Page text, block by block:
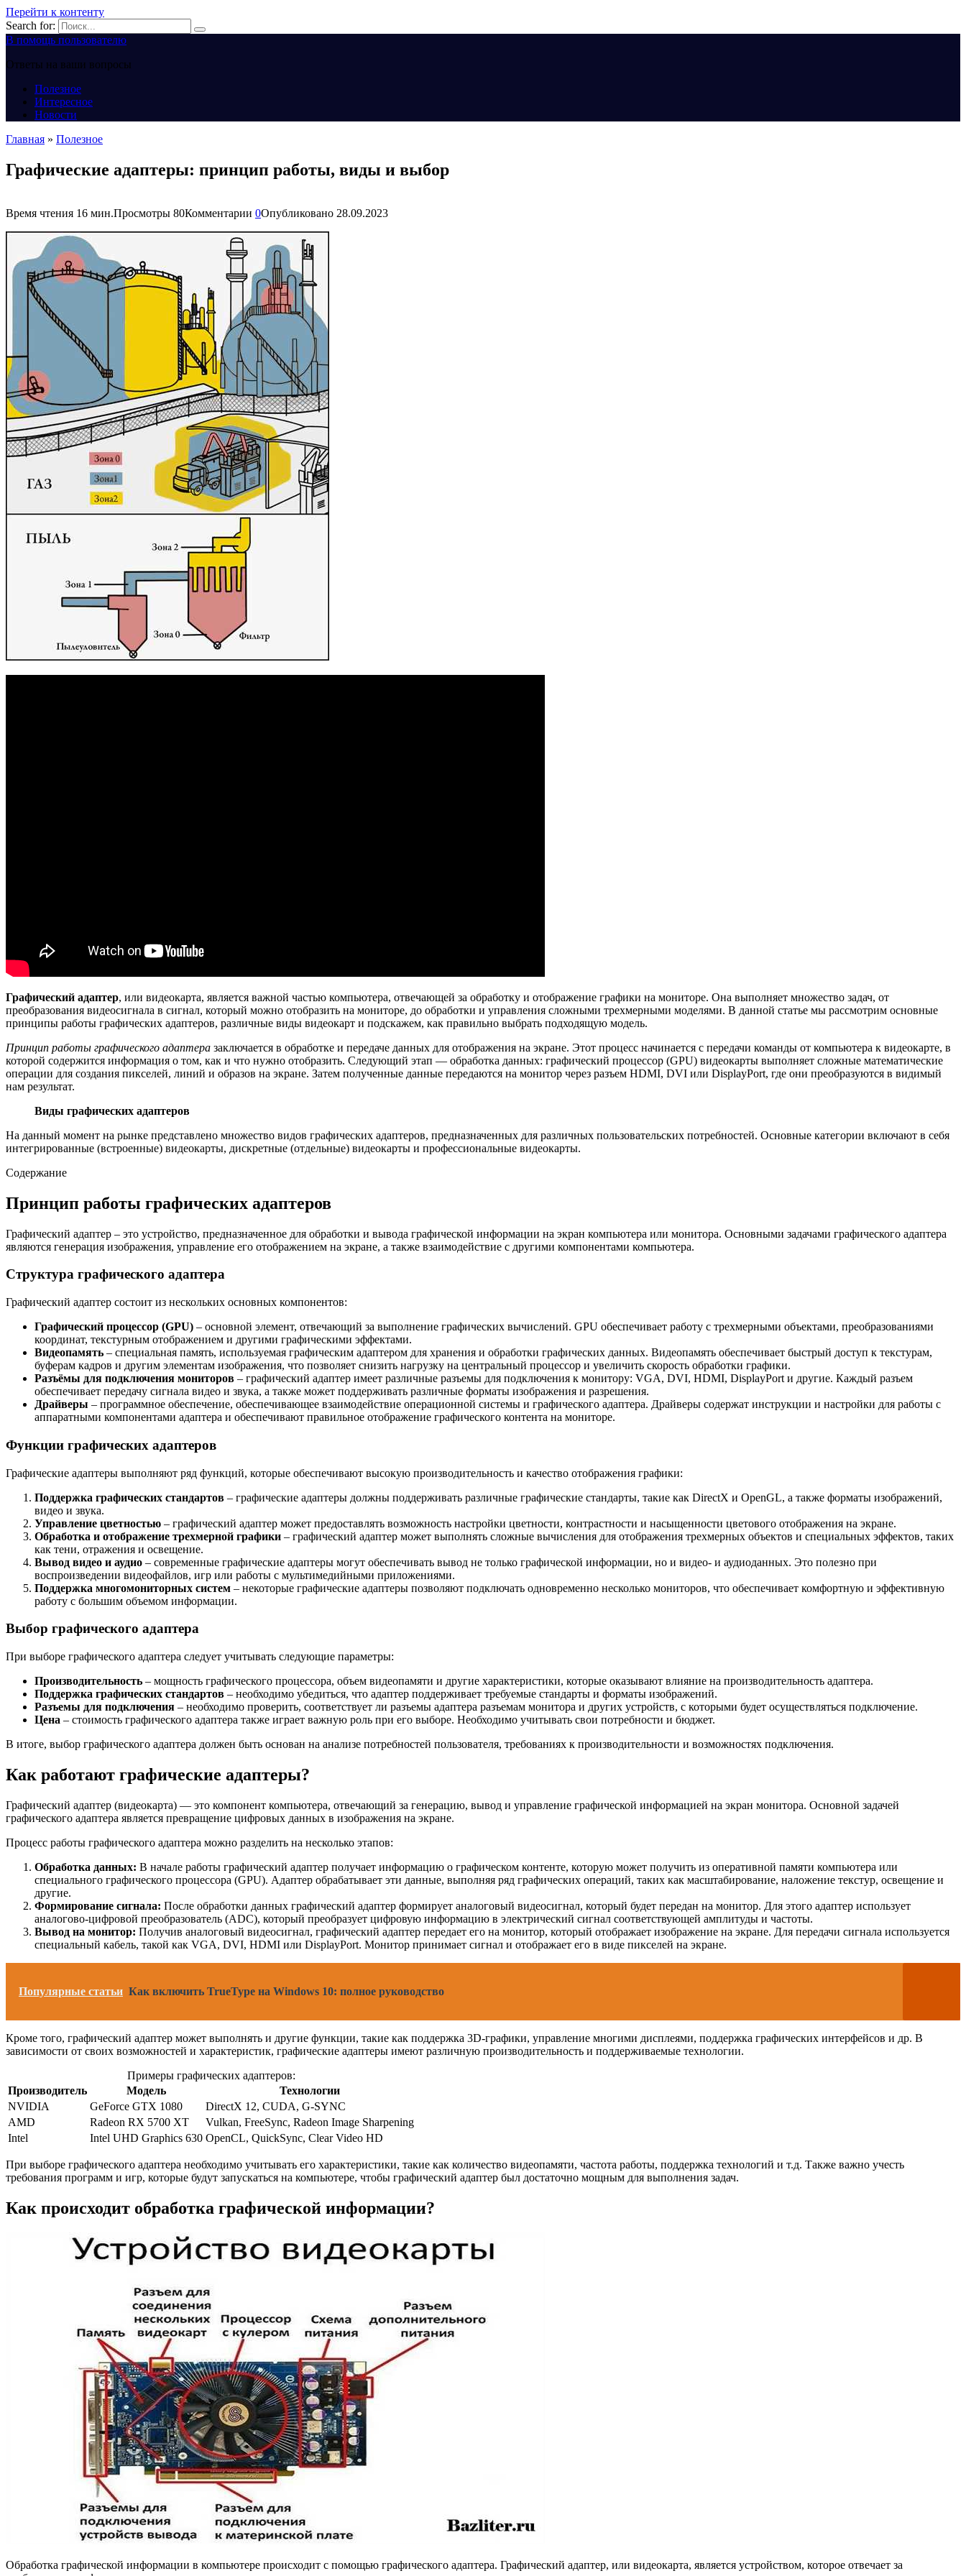
Перейти к контенту
Search for:
В помощь пользователю
Ответы на ваши вопросы
Полезное
Интересное
Новости
Главная » Полезное
Графические адаптеры: принцип работы, виды и выбор
Время чтения 16 мин.Просмотры 80Комментарии 0Опубликовано 28.09.2023
Графический адаптер, или видеокарта, является важной частью компьютера, отвечающей за обработку и отображение графики на мониторе. Она выполняет множество задач, от
преобразования видеосигнала в сигнал, который можно отобразить на мониторе, до обработки и управления сложными трехмерными моделями. В данной статье мы рассмотрим основные
принципы работы графических адаптеров, различные виды видеокарт и подскажем, как правильно выбрать подходящую модель.
Принцип работы графического адаптера заключается в обработке и передаче данных для отображения на экране. Этот процесс начинается с передачи команды от компьютера к видеокарте, в
которой содержится информация о том, как и что нужно отобразить. Следующий этап — обработка данных: графический процессор (GPU) видеокарты выполняет сложные математические
операции для создания пикселей, линий и образов на экране. Затем полученные данные передаются на монитор через разъем HDMI, DVI или DisplayPort, где они преобразуются в видимый
нам результат.
Виды графических адаптеров
На данный момент на рынке представлено множество видов графических адаптеров, предназначенных для различных пользовательских потребностей. Основные категории включают в себя
интегрированные (встроенные) видеокарты, дискретные (отдельные) видеокарты и профессиональные видеокарты.
Содержание
Принцип работы графических адаптеров
Графический адаптер – это устройство, предназначенное для обработки и вывода графической информации на экран компьютера или монитора. Основными задачами графического адаптера
являются генерация изображения, управление его отображением на экране, а также взаимодействие с другими компонентами компьютера.
Структура графического адаптера
Графический адаптер состоит из нескольких основных компонентов:
Графический процессор (GPU) – основной элемент, отвечающий за выполнение графических вычислений. GPU обеспечивает работу с трехмерными объектами, преобразованиями
координат, текстурным отображением и другими графическими эффектами.
Видеопамять – специальная память, используемая графическим адаптером для хранения и обработки графических данных. Видеопамять обеспечивает быстрый доступ к текстурам,
буферам кадров и другим элементам изображения, что позволяет снизить нагрузку на центральный процессор и увеличить скорость обработки графики.
Разъёмы для подключения мониторов – графический адаптер имеет различные разъемы для подключения к монитору: VGA, DVI, HDMI, DisplayPort и другие. Каждый разъем
обеспечивает передачу сигнала видео и звука, а также может поддерживать различные форматы изображения и разрешения.
Драйверы – программное обеспечение, обеспечивающее взаимодействие операционной системы и графического адаптера. Драйверы содержат инструкции и настройки для работы с
аппаратными компонентами адаптера и обеспечивают правильное отображение графического контента на мониторе.
Функции графических адаптеров
Графические адаптеры выполняют ряд функций, которые обеспечивают высокую производительность и качество отображения графики:
Поддержка графических стандартов – графические адаптеры должны поддерживать различные графические стандарты, такие как DirectX и OpenGL, а также форматы изображений,
видео и звука.
Управление цветностью – графический адаптер может предоставлять возможность настройки цветности, контрастности и насыщенности цветового отображения на экране.
Обработка и отображение трехмерной графики – графический адаптер может выполнять сложные вычисления для отображения трехмерных объектов и специальных эффектов, таких
как тени, отражения и освещение.
Вывод видео и аудио – современные графические адаптеры могут обеспечивать вывод не только графической информации, но и видео- и аудиоданных. Это полезно при
воспроизведении видеофайлов, игр или работы с мультимедийными приложениями.
Поддержка многомониторных систем – некоторые графические адаптеры позволяют подключать одновременно несколько мониторов, что обеспечивает комфортную и эффективную
работу с большим объемом информации.
Выбор графического адаптера
При выборе графического адаптера следует учитывать следующие параметры:
Производительность – мощность графического процессора, объем видеопамяти и другие характеристики, которые оказывают влияние на производительность адаптера.
Поддержка графических стандартов – необходимо убедиться, что адаптер поддерживает требуемые стандарты и форматы изображений.
Разъемы для подключения – необходимо проверить, соответствует ли разъемы адаптера разъемам монитора и других устройств, с которыми будет осуществляться подключение.
Цена – стоимость графического адаптера также играет важную роль при его выборе. Необходимо учитывать свои потребности и бюджет.
В итоге, выбор графического адаптера должен быть основан на анализе потребностей пользователя, требованиях к производительности и возможностях подключения.
Как работают графические адаптеры?
Графический адаптер (видеокарта) — это компонент компьютера, отвечающий за генерацию, вывод и управление графической информацией на экран монитора. Основной задачей
графического адаптера является превращение цифровых данных в изображения на экране.
Процесс работы графического адаптера можно разделить на несколько этапов:
Обработка данных: В начале работы графический адаптер получает информацию о графическом контенте, которую может получить из оперативной памяти компьютера или
специального графического процессора (GPU). Адаптер обрабатывает эти данные, выполняя ряд графических операций, таких как масштабирование, наложение текстур, освещение и
другие.
Формирование сигнала: После обработки данных графический адаптер формирует аналоговый видеосигнал, который будет передан на монитор. Для этого адаптер использует
аналогово-цифровой преобразователь (ADC), который преобразует цифровую информацию в электрический сигнал соответствующей амплитуды и частоты.
Вывод на монитор: Получив аналоговый видеосигнал, графический адаптер передает его на монитор, который отображает изображение на экране. Для передачи сигнала используется
специальный кабель, такой как VGA, DVI, HDMI или DisplayPort. Монитор принимает сигнал и отображает его в виде пикселей на экране.
Популярные статьи Как включить TrueType на Windows 10: полное руководство
Кроме того, графический адаптер может выполнять и другие функции, такие как поддержка 3D-графики, управление многими дисплеями, поддержка графических интерфейсов и др. В
зависимости от своих возможностей и характеристик, графические адаптеры имеют различную производительность и поддерживаемые технологии.
Примеры графических адаптеров:
Производитель
Модель
Технологии
NVIDIA
GeForce GTX 1080
DirectX 12, CUDA, G-SYNC
AMD
Radeon RX 5700 XT
Vulkan, FreeSync, Radeon Image Sharpening
Intel
Intel UHD Graphics 630 OpenCL, QuickSync, Clear Video HD
При выборе графического адаптера необходимо учитывать его характеристики, такие как количество видеопамяти, частота работы, поддержка технологий и т.д. Также важно учесть
требования программ и игр, которые будут запускаться на компьютере, чтобы графический адаптер был достаточно мощным для выполнения задач.
Как происходит обработка графической информации?
Обработка графической информации в компьютере происходит с помощью графического адаптера. Графический адаптер, или видеокарта, является устройством, которое отвечает за